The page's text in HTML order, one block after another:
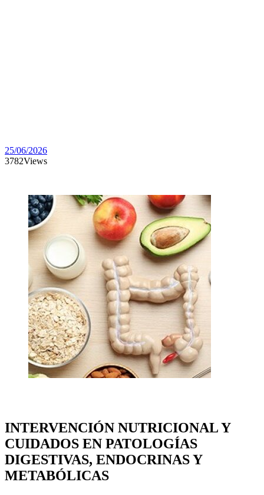
25/06/2026
3782Views
INTERVENCIÓN NUTRICIONAL Y
CUIDADOS EN PATOLOGÍAS
DIGESTIVAS, ENDOCRINAS Y
METABÓLICAS